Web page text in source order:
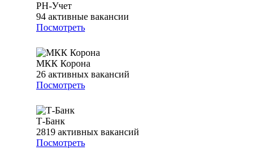
РН-Учет
94 активные вакансии
Посмотреть
МКК Корона
26 активных вакансий
Посмотреть
Т-Банк
2819 активных вакансий
Посмотреть